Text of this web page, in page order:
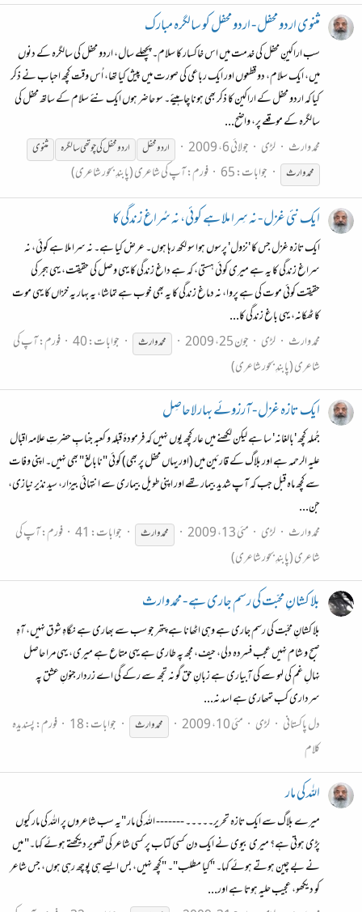
مثنوی اردو محفل - اردو محفل کو سالگرہ مبارک
سب اراکینِ محفل کی خدمت میں اس خاکسار کا سلام۔ پچھلے سال، اردو محفل کی سالگرہ کے دنوں
میں، ایک سلام، دو قطعوں اور ایک رباعی کی صورت میں پیش کیا تھا، اُس وقت کچھ احباب نے ذکر
کیا کہ اردو محفل کے اراکین کا ذکر بھی ہونا چاہیئے۔ سو حاضر ہوں ایک نئے سلام کے ساتھ محفل کی
سالگرہ کے موقعے پر، واضح...
محمد وارث
لڑی جولائی 6، 2009 اردو محفل اردو محفل کی چوتھی سالگرہ
مثنوی
محمدوارث جوابات: 65 فورم:آپ کی شاعری (پابندِ بحور شاعری)
ایک نئی غزل - نہ سِرا ملا ہے کوئی، نہ سُراغ زندگی کا
ایک تازہ غزل جس کا 'نزول' پرسوں ہوا سو لکھ رہا ہوں۔ عرض کیا ہے۔ نہ سرا ملا ہے کوئی، نہ
سراغ زندگی کا یہ ہے میری کوئی ہستی، کہ ہے داغ زندگی کا یہی وصل کی حقیقت، یہی ہجر کی
حقیقت کوئی موت کی ہے پروا، نہ دماغ زندگی کا یہ بھی خوب ہے تماشا، یہ بہار یہ خزاں کا یہی موت
کا ٹھکانہ، یہی باغ زندگی کا...
محمد وارث
لڑی جون 25، 2009 محمدوارث جوابات: 40 فورم:آپ کی
شاعری (پابندِ بحور شاعری)
ایک تازہ غزل - آرزوئے بہار لاحاصِل
جُملہ کچھ 'بالغانہ' سا ہے لیکن لکھنے میں عار کچھ یوں نہیں کہ فرمودۂ قبلہ و کعبہ جنابِ حضرتِ علامہ اقبال
علیہ الرحمہ ہے اور بلاگ کے قارئین میں (اور یہاں محفل پر بھی) کوئی "نابالغ" بھی نہیں۔ اپنی وفات
سے کچھ ماہ قبل جب کہ آپ شدید بیمار تھے اور اپنی طویل بیماری سے انتہائی بیزار، سید نذیر نیازی،
جن...
محمد وارث
لڑی مئی 13، 2009 محمدوارث جوابات: 41 فورم:آپ کی
شاعری (پابندِ بحور شاعری)
بلا کشانِ محبّت کی رسم جاری ہے - محمد وارث
بلا کشانِ محبّت کی رسم جاری ہے وہی اٹھانا ہے پتھر جو سب سے بھاری ہے نگاہِ شوق نہیں، آہِ
صبح و شام نہیں عجب فسردہ دلی، حیف، مجھ پہ طاری ہے یہی متاع ہے میری، یہی مرا حاصل
نہالِ غم کی لہو سے کی آبیاری ہے زبانِ حق گو نہ تجھ سے رکے گی اے زردار جنونِ عشق پہ
سرداری کب تمھاری ہے اسد نہ...
دل پاکستانی لڑی مئی 10، 2009 محمدوارث جوابات: 18 فورم:پسندیدہ
کلام
اللہ کی مار
میرے بلاگ سے ایک تازہ تحریر۔۔۔۔۔ ------- اللہ کی مار "یہ سب شاعروں پر اللہ کی مار کیوں
پڑی ہوتی ہے؟ میری بیوی نے ایک دن کسی کتاب پر کسی شاعر کی تصویر دیکھتے ہوئے کہا۔" میں
نے بے چین ہوتے ہوئے کہا۔ "کیا مطلب"۔ "کچھ نہیں، بس ایسے ہی پوچھ رہی ہوں، جس شاعر
کو دیکھو، عجیب حلیہ ہوتا ہے اور...